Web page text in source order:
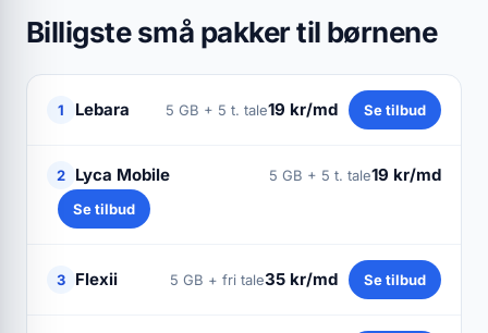
Billigste små pakker til børnene
1 Lebara 5 GB + 5 t. tale19 kr/md Se tilbud
2 Lyca Mobile 5 GB + 5 t. tale19 kr/md
Se tilbud
3 Flexii 5 GB + fri tale35 kr/md Se tilbud